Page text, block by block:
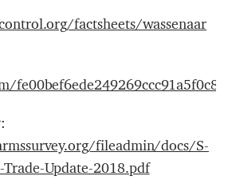
factsheets/wassenaar
fileadmin/docs/S-
Update-2018.pdf